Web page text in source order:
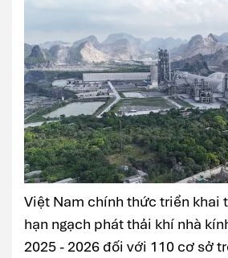
Việt Nam chính thức triển khai
hạn ngạch phát thải khí nhà
2025 - 2026 đối với 110 cơ sở